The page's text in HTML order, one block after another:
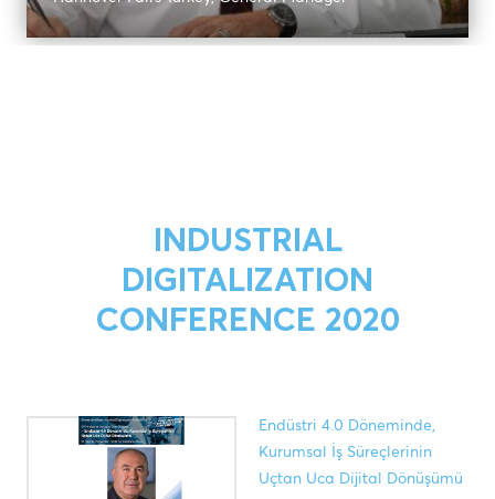
INDUSTRIAL
DIGITALIZATION
CONFERENCE 2020
Endüstri 4.0 Döneminde,
Kurumsal İş Süreçlerinin
Uçtan Uca Dijital Dönüşümü